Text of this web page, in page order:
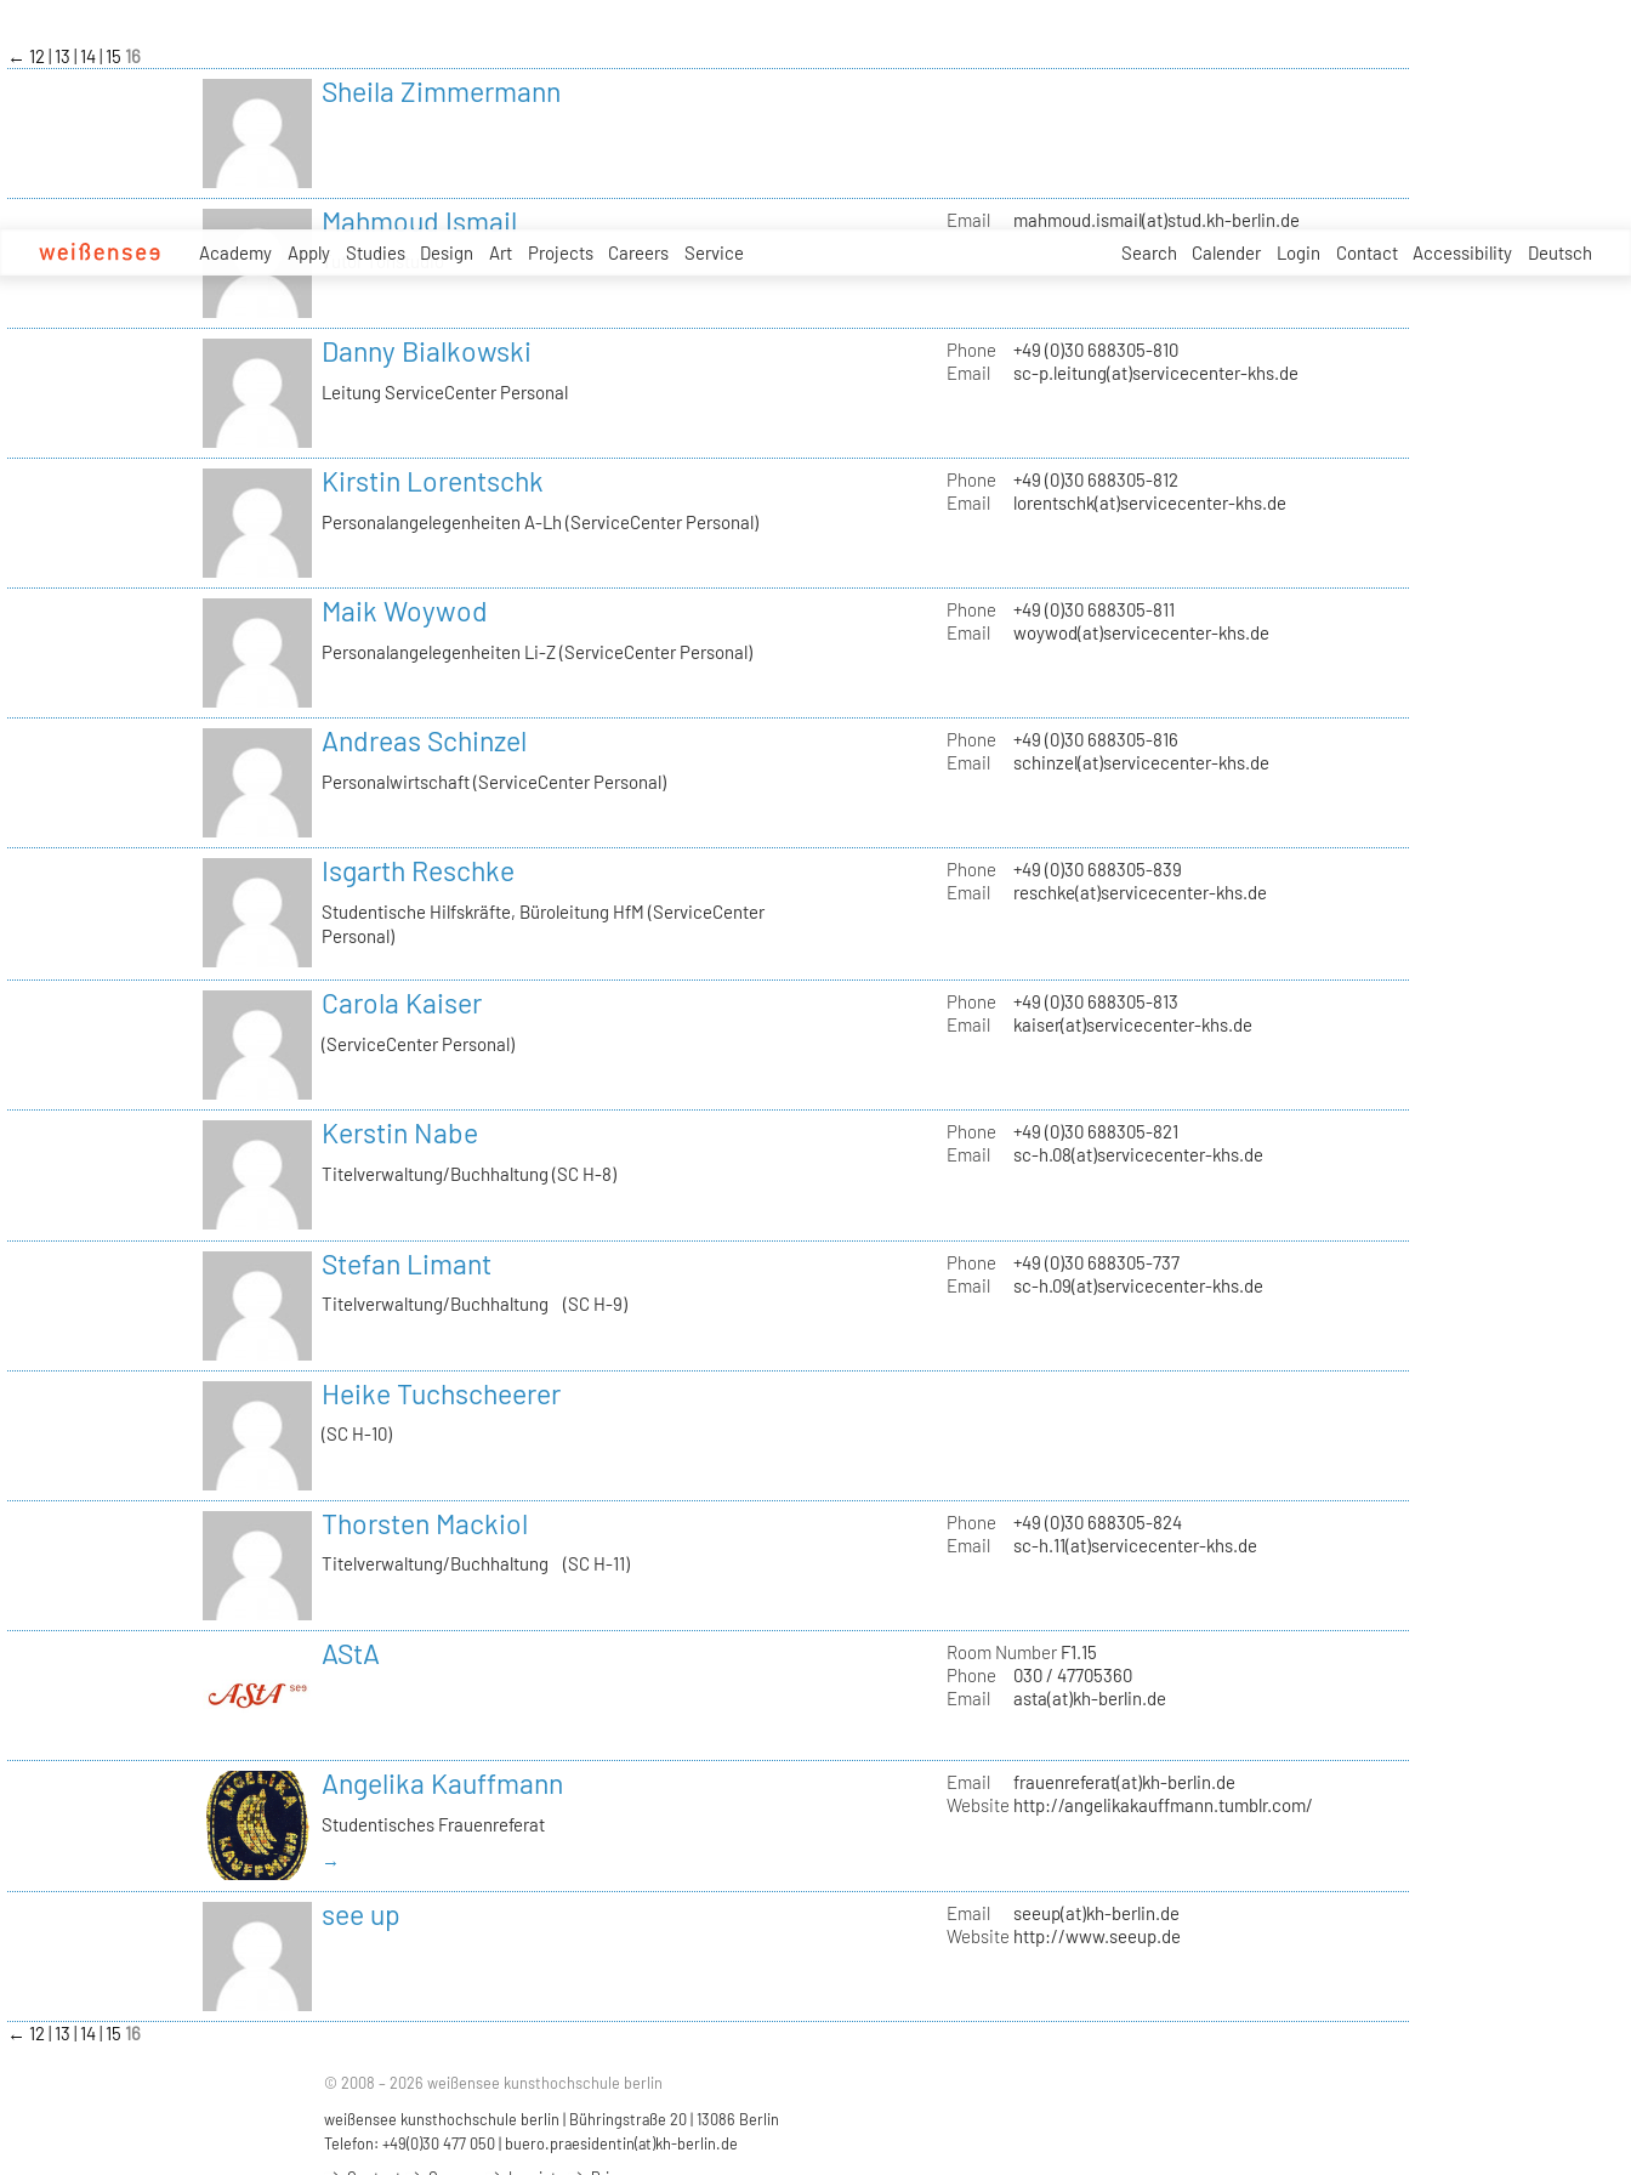
Academy Apply Studies Design Art Projects Careers Service Search Calender Login Contact Accessibility Deutsch
← 12 13 14 15 16
Sheila Zimmermann
Mahmoud Ismail
Tutor Tonstudio
Email mahmoud.ismail(at)stud.kh-berlin.de
Danny Bialkowski
Leitung ServiceCenter Personal
Phone
+49 (0)30 688305-810
Email
sc-p.leitung(at)servicecenter-khs.de
Kirstin Lorentschk
Personalangelegenheiten A-Lh (ServiceCenter Personal)
Phone
+49 (0)30 688305-812
Email
lorentschk(at)servicecenter-khs.de
Maik Woywod
Personalangelegenheiten Li-Z (ServiceCenter Personal)
Phone
+49 (0)30 688305-811
Email
woywod(at)servicecenter-khs.de
Andreas Schinzel
Personalwirtschaft (ServiceCenter Personal)
Phone
+49 (0)30 688305-816
Email
schinzel(at)servicecenter-khs.de
Isgarth Reschke
Studentische Hilfskräfte, Büroleitung HfM (ServiceCenter
Personal)
Phone
+49 (0)30 688305-839
Email
reschke(at)servicecenter-khs.de
Carola Kaiser
(ServiceCenter Personal)
Phone
+49 (0)30 688305-813
Email
kaiser(at)servicecenter-khs.de
Kerstin Nabe
Titelverwaltung/Buchhaltung (SC H-8)
Phone
+49 (0)30 688305-821
Email
sc-h.08(at)servicecenter-khs.de
Stefan Limant
Titelverwaltung/Buchhaltung (SC H-9)
Phone
+49 (0)30 688305-737
Email
sc-h.09(at)servicecenter-khs.de
Heike Tuchscheerer
(SC H-10)
Thorsten Mackiol
Titelverwaltung/Buchhaltung (SC H-11)
Phone
+49 (0)30 688305-824
Email
sc-h.11(at)servicecenter-khs.de
AStA Room NumberF1.15
Phone
030 / 47705360
Email
asta(at)kh-berlin.de
Angelika Kauffmann
Studentisches Frauenreferat
→
Email
frauenreferat(at)kh-berlin.de
Website http://angelikakauffmann.tumblr.com/
see up Email
seeup(at)kh-berlin.de
Website http://www.seeup.de
← 12 13 14 15 16
© 2008 – 2026 weißensee kunsthochschule berlin
weißensee kunsthochschule berlin | Bühringstraße 20 | 13086 Berlin
Telefon: +49(0)30 477 050 | buero.praesidentin(at)kh-berlin.de